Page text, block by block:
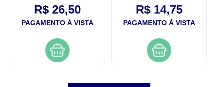
R$ 26,50
PAGAMENTO À VISTA
R$ 14,75
PAGAMENTO À VISTA